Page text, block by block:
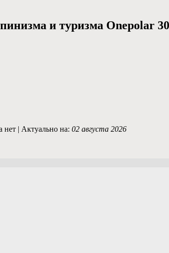
и туризма Onepolar
нет | Актуально на: 02 августа 2026